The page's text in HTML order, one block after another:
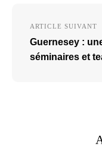
ARTICLE SUIVANT
Guernesey :
séminaires et